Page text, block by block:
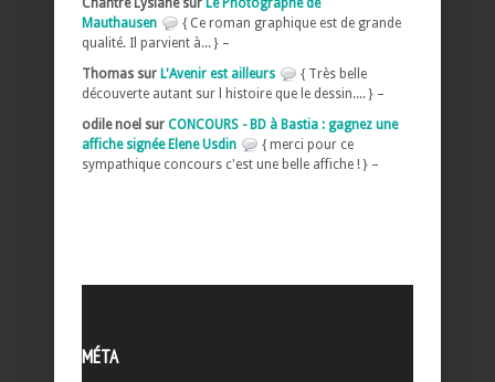
Mauthausen
{ Ce roman graphique est de grande
qualité. Il parvient à... } –
Thomas sur L'Avenir est ailleurs
{ Très belle
découverte autant sur l histoire que le dessin.... } –
odile noel sur CONCOURS - BD à Bastia : gagnez une
affiche signée Elene Usdin
{ merci pour ce
sympathique concours c'est une belle affiche ! } –
MÉTA